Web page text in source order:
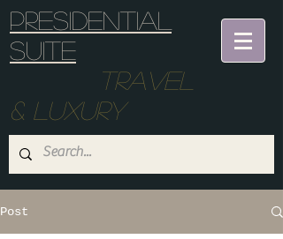
Presidential
suite
Travel
& Luxury
Post